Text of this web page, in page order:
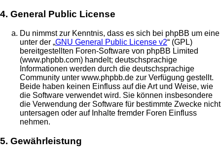
4. General Public License
Du nimmst zur Kenntnis, dass es sich bei phpBB um eine
unter der „GNU General Public License v2“ (GPL)
bereitgestellten Foren-Software von phpBB Limited
(www.phpbb.com) handelt; deutschsprachige
Informationen werden durch die deutschsprachige
Community unter www.phpbb.de zur Verfügung gestellt.
Beide haben keinen Einfluss auf die Art und Weise, wie
die Software verwendet wird. Sie können insbesondere
die Verwendung der Software für bestimmte Zwecke nicht
untersagen oder auf Inhalte fremder Foren Einfluss
nehmen.
5. Gewährleistung